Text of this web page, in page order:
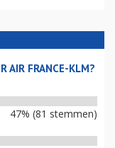
AIR FRANCE-KLM?
47% (81 stemmen)